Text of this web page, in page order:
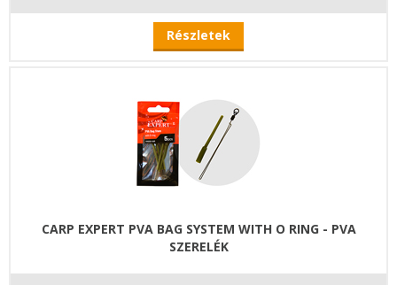
Részletek
CARP EXPERT PVA BAG SYSTEM WITH O RING - PVA
SZERELÉK